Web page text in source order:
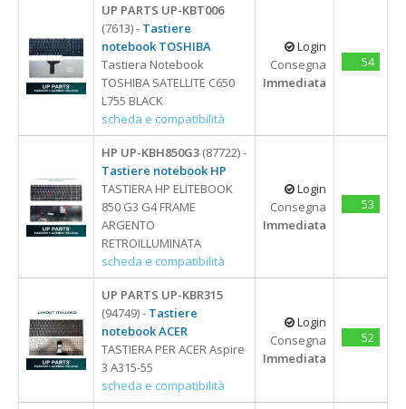
UP PARTS UP-KBT006
(7613) - Tastiere
notebook TOSHIBA
Tastiera Notebook
TOSHIBA SATELLITE C650
L755 BLACK
scheda e compatibilità
Login
Consegna
Immediata
54
HP UP-KBH850G3 (87722) -
Tastiere notebook HP
TASTIERA HP ELITEBOOK
850 G3 G4 FRAME
ARGENTO
RETROILLUMINATA
scheda e compatibilità
Login
Consegna
Immediata
53
UP PARTS UP-KBR315
(94749) - Tastiere
notebook ACER
TASTIERA PER ACER Aspire
3 A315-55
scheda e compatibilità
Login
Consegna
Immediata
52